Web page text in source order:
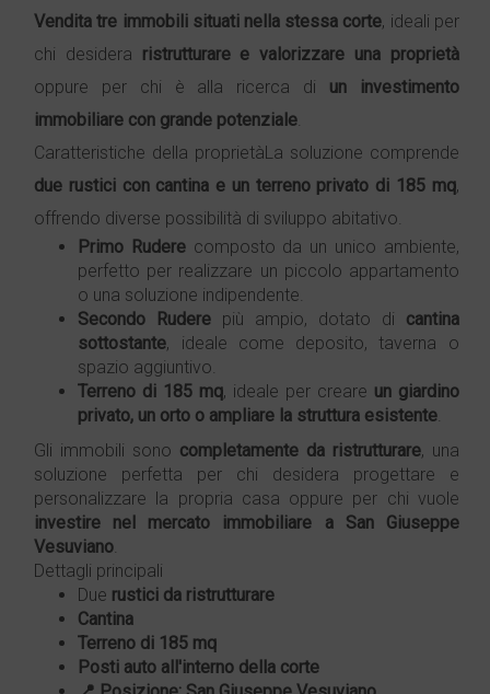
Vendita tre immobili situati nella stessa corte, ideali per
chi desidera ristrutturare e valorizzare una proprietà
oppure per chi è alla ricerca di un investimento
immobiliare con grande potenziale.
Caratteristiche della proprietàLa soluzione comprende
due rustici con cantina e un terreno privato di 185 mq,
offrendo diverse possibilità di sviluppo abitativo.
Primo Ruderecomposto da un unico ambiente,
perfetto per realizzare un piccolo appartamento
o una soluzione indipendente.
Secondo
Rudere più ampio, dotato di cantina
sottostante, ideale come deposito, taverna o
spazio aggiuntivo.
Terreno di 185 mq, ideale per creare un giardino
privato, un orto o ampliare la struttura esistente.
Gli immobili sono completamente da ristrutturare, una
soluzione perfetta per chi desidera progettare e
personalizzare la propria casa oppure per chi vuole
investire nel mercato immobiliare a San Giuseppe
Vesuviano.
Dettagli principali
Due rustici da ristrutturare
Cantina
Terreno di 185 mq
Posti auto all'interno della corte